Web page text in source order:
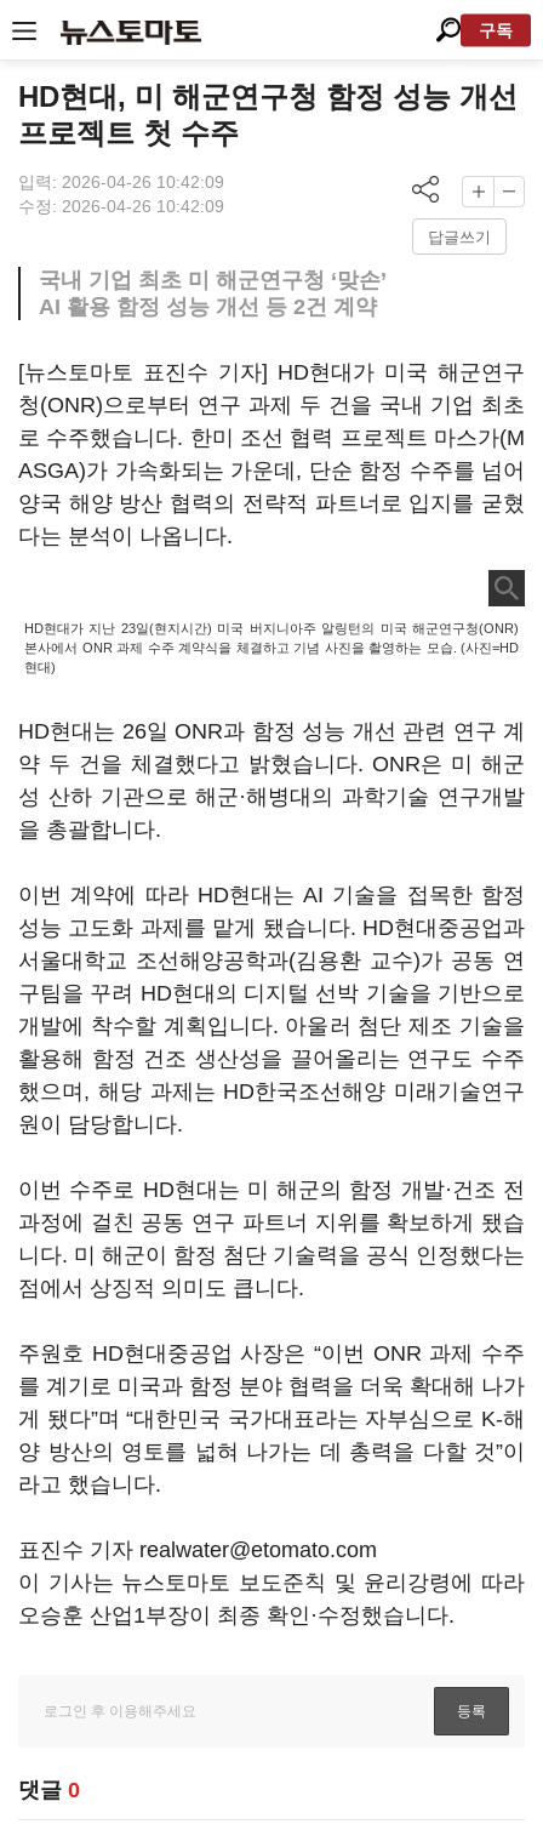
구독
HD현대, 미 해군연구청 함정 성능 개선
프로젝트 첫 수주
입력: 2026-04-26 10:42:09
수정: 2026-04-26 10:42:09
답글쓰기
국내 기업 최초 미 해군연구청 ‘맞손’
AI 활용 함정 성능 개선 등 2건 계약
[뉴스토마토 표진수 기자] HD현대가 미국 해군연구
청(ONR)으로부터 연구 과제 두 건을 국내 기업 최초
로 수주했습니다. 한미 조선 협력 프로젝트 마스가(M
ASGA)가 가속화되는 가운데, 단순 함정 수주를 넘어
양국 해양 방산 협력의 전략적 파트너로 입지를 굳혔
다는 분석이 나옵니다.
HD현대가 지난 23일(현지시간) 미국 버지니아주 알링턴의 미국 해군연구청(ONR)
본사에서 ONR 과제 수주 계약식을 체결하고 기념 사진을 촬영하는 모습. (사진=HD
현대)
HD현대는 26일 ONR과 함정 성능 개선 관련 연구 계
약 두 건을 체결했다고 밝혔습니다. ONR은 미 해군
성 산하 기관으로 해군·해병대의 과학기술 연구개발
을 총괄합니다.
이번 계약에 따라 HD현대는 AI 기술을 접목한 함정
성능 고도화 과제를 맡게 됐습니다. HD현대중공업과
서울대학교 조선해양공학과(김용환 교수)가 공동 연
구팀을 꾸려 HD현대의 디지털 선박 기술을 기반으로
개발에 착수할 계획입니다. 아울러 첨단 제조 기술을
활용해 함정 건조 생산성을 끌어올리는 연구도 수주
했으며, 해당 과제는 HD한국조선해양 미래기술연구
원이 담당합니다.
이번 수주로 HD현대는 미 해군의 함정 개발·건조 전
과정에 걸친 공동 연구 파트너 지위를 확보하게 됐습
니다. 미 해군이 함정 첨단 기술력을 공식 인정했다는
점에서 상징적 의미도 큽니다.
주원호 HD현대중공업 사장은 “이번 ONR 과제 수주
를 계기로 미국과 함정 분야 협력을 더욱 확대해 나가
게 됐다”며 “대한민국 국가대표라는 자부심으로 K-해
양 방산의 영토를 넓혀 나가는 데 총력을 다할 것”이
라고 했습니다.
표진수 기자 realwater@etomato.com
이 기사는 뉴스토마토 보도준칙 및 윤리강령에 따라
오승훈 산업1부장이 최종 확인·수정했습니다.
댓글 0